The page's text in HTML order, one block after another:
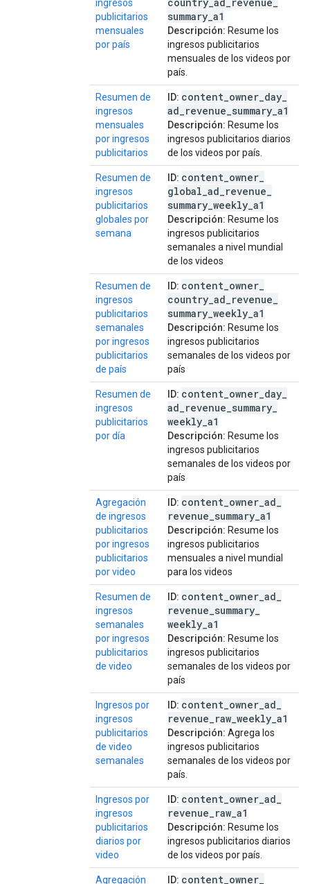
ingresos
publicitarios
mensuales
por país
summary a1
Descripción: Resume los
ingresos publicitarios
mensuales de los videos por
país.
Resumen de
ingresos
mensuales
por ingresos
publicitarios
ID: content owner day
ad revenue summary a1
Descripción: Resume los
ingresos publicitarios diarios
de los videos por país.
Resumen de
ingresos
publicitarios
globales por
semana
ID: content owner
global ad revenue
summary weekly a1
Descripción: Resume los
ingresos publicitarios
semanales a nivel mundial
de los videos
Resumen de
ingresos
publicitarios
semanales
por ingresos
publicitarios
de país
ID: content owner
country ad revenue
summary weekly a1
Descripción: Resume los
ingresos publicitarios
semanales de los videos por
país
Resumen de
ingresos
publicitarios
por día
ID: content owner day
ad revenue summary
weekly a1
Descripción: Resume los
ingresos publicitarios
semanales de los videos por
país
Agregación
de ingresos
publicitarios
por ingresos
publicitarios
por video
ID: content owner ad
revenue summary a1
Descripción: Resume los
ingresos publicitarios
mensuales a nivel mundial
para los videos
Resumen de
ingresos
semanales
por ingresos
publicitarios
de video
ID: content owner ad
revenue summary
weekly a1
Descripción: Resume los
ingresos publicitarios
semanales de los videos por
país
Ingresos por
ingresos
publicitarios
de video
semanales
ID: content owner ad
revenue raw weekly a1
Descripción: Agrega los
ingresos publicitarios
semanales de los videos por
país.
Ingresos por
ingresos
publicitarios
diarios por
video
ID: content owner ad
revenue raw a1
Descripción: Resume los
ingresos publicitarios diarios
de los videos por país.
Agregación
ID: content owner